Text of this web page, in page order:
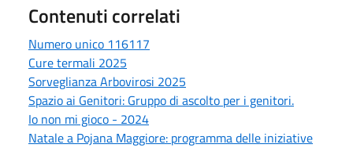
Contenuti correlati
Numero unico 116117
Cure termali 2025
Sorveglianza Arbovirosi 2025
Spazio ai Genitori: Gruppo di ascolto per i genitori.
Io non mi gioco - 2024
Natale a Pojana Maggiore: programma delle iniziative